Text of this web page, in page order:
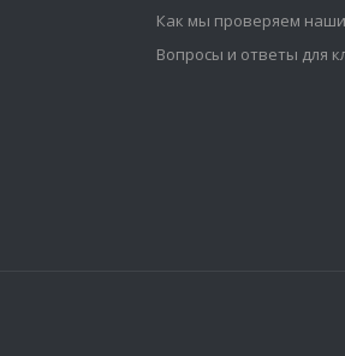
Как мы проверяем
Вопросы и ответы для